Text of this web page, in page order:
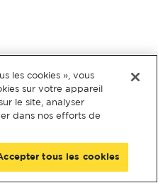
les cookies », vous
sur votre appareil
le site, analyser
dans nos efforts de
tous les cookies